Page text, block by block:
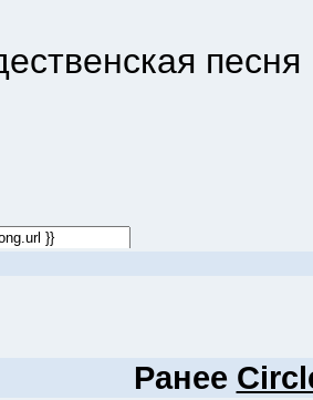
песня
Ранее